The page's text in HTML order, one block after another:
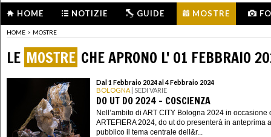
HOME NOTIZIE GUIDE MOSTRE
HOME > MOSTRE
LE MOSTRE CHE APRONO L' 01 FEBBRAIO
Dal 1 Febbraio 2024 al 4 Febbraio 2024
BOLOGNA | SEDI VARIE
DO UT DO 2024 - COSCIENZA
Nell’ambito di ART CITY Bologna 2024 in occasione
ARTEFIERA 2024, do ut do presenterà in anteprima
pubblico il tema centrale dell&r...